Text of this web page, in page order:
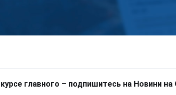
главного – подпишитесь на Новини на